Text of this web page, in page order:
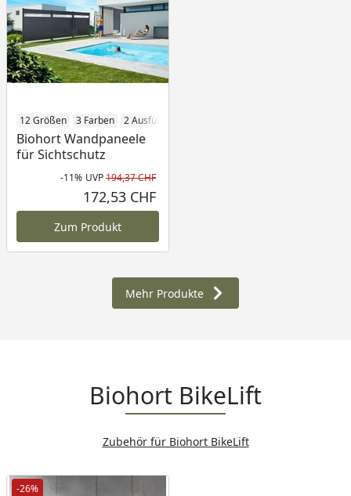
12 Größen 3 Farben 2 Ausführungen
Biohort Wandpaneele
für Sichtschutz
Rabatt in Prozent
-11%
Ursprünglicher Preis
UVP194,37 CHF
172,53 CHF
Zum Produkt
Mehr Produkte
Biohort BikeLift
Zubehör für Biohort BikeLift
-26%